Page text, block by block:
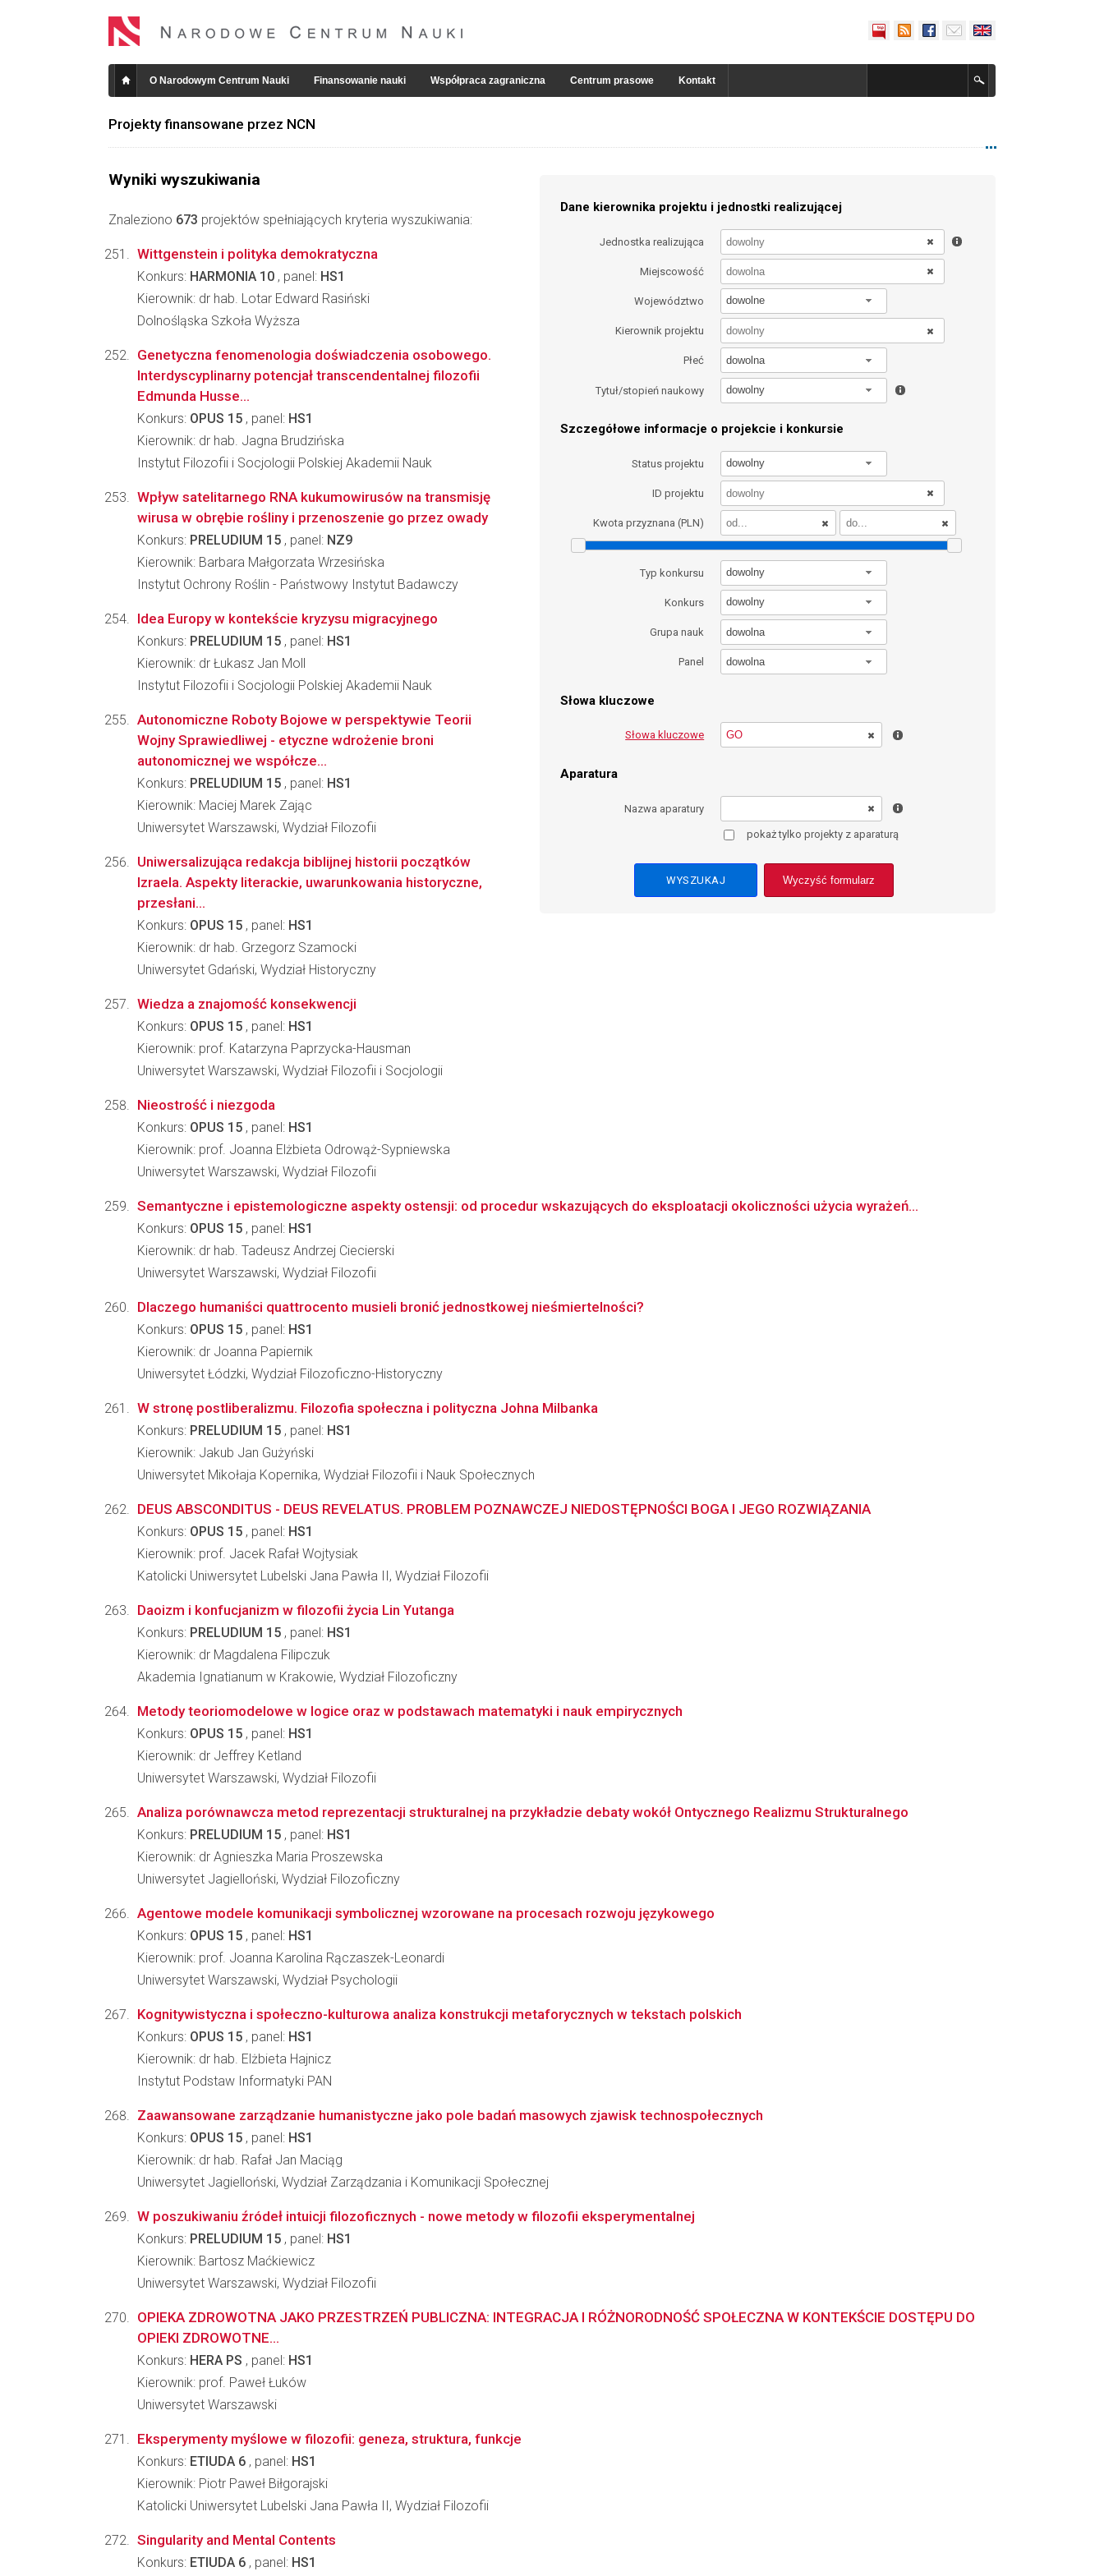
O Narodowym Centrum Nauki Finansowanie nauki Współpraca zagraniczna Centrum prasowe Kontakt
Projekty finansowane przez NCN
Wyniki wyszukiwania
Znaleziono 673 projektów spełniających kryteria wyszukiwania:
Dane kierownika projektu i jednostki realizującej
Jednostka realizująca
Miejscowość
Województwo dowolne
Kierownik projektu
Płeć dowolna
Tytuł/stopień naukowy dowolny
Szczegółowe informacje o projekcie i konkursie
Status projektu dowolny
ID projektu
Kwota przyznana (PLN)
Typ konkursu dowolny
Konkurs dowolny
Grupa nauk dowolna
Panel dowolna
Słowa kluczowe
Słowa kluczowe
Aparatura
Nazwa aparatury
pokaż tylko projekty z aparaturą
Wyczyść formularz
Wittgenstein i polityka demokratyczna
Konkurs: HARMONIA 10 , panel: HS1
Kierownik: dr hab. Lotar Edward Rasiński
Dolnośląska Szkoła Wyższa
Genetyczna fenomenologia doświadczenia osobowego.
Interdyscyplinarny potencjał transcendentalnej filozofii
Edmunda Husse...
Konkurs: OPUS 15 , panel: HS1
Kierownik: dr hab. Jagna Brudzińska
Instytut Filozofii i Socjologii Polskiej Akademii Nauk
Wpływ satelitarnego RNA kukumowirusów na transmisję
wirusa w obrębie rośliny i przenoszenie go przez owady
Konkurs: PRELUDIUM 15 , panel: NZ9
Kierownik: Barbara Małgorzata Wrzesińska
Instytut Ochrony Roślin - Państwowy Instytut Badawczy
Idea Europy w kontekście kryzysu migracyjnego
Konkurs: PRELUDIUM 15 , panel: HS1
Kierownik: dr Łukasz Jan Moll
Instytut Filozofii i Socjologii Polskiej Akademii Nauk
Autonomiczne Roboty Bojowe w perspektywie Teorii
Wojny Sprawiedliwej - etyczne wdrożenie broni
autonomicznej we współcze...
Konkurs: PRELUDIUM 15 , panel: HS1
Kierownik: Maciej Marek Zając
Uniwersytet Warszawski, Wydział Filozofii
Uniwersalizująca redakcja biblijnej historii początków
Izraela. Aspekty literackie, uwarunkowania historyczne,
przesłani...
Konkurs: OPUS 15 , panel: HS1
Kierownik: dr hab. Grzegorz Szamocki
Uniwersytet Gdański, Wydział Historyczny
Wiedza a znajomość konsekwencji
Konkurs: OPUS 15 , panel: HS1
Kierownik: prof. Katarzyna Paprzycka-Hausman
Uniwersytet Warszawski, Wydział Filozofii i Socjologii
Nieostrość i niezgoda
Konkurs: OPUS 15 , panel: HS1
Kierownik: prof. Joanna Elżbieta Odrowąż-Sypniewska
Uniwersytet Warszawski, Wydział Filozofii
Semantyczne i epistemologiczne aspekty ostensji: od procedur wskazujących do eksploatacji okoliczności użycia wyrażeń...
Konkurs: OPUS 15 , panel: HS1
Kierownik: dr hab. Tadeusz Andrzej Ciecierski
Uniwersytet Warszawski, Wydział Filozofii
Dlaczego humaniści quattrocento musieli bronić jednostkowej nieśmiertelności?
Konkurs: OPUS 15 , panel: HS1
Kierownik: dr Joanna Papiernik
Uniwersytet Łódzki, Wydział Filozoficzno-Historyczny
W stronę postliberalizmu. Filozofia społeczna i polityczna Johna Milbanka
Konkurs: PRELUDIUM 15 , panel: HS1
Kierownik: Jakub Jan Gużyński
Uniwersytet Mikołaja Kopernika, Wydział Filozofii i Nauk Społecznych
DEUS ABSCONDITUS - DEUS REVELATUS. PROBLEM POZNAWCZEJ NIEDOSTĘPNOŚCI BOGA I JEGO ROZWIĄZANIA
Konkurs: OPUS 15 , panel: HS1
Kierownik: prof. Jacek Rafał Wojtysiak
Katolicki Uniwersytet Lubelski Jana Pawła II, Wydział Filozofii
Daoizm i konfucjanizm w filozofii życia Lin Yutanga
Konkurs: PRELUDIUM 15 , panel: HS1
Kierownik: dr Magdalena Filipczuk
Akademia Ignatianum w Krakowie, Wydział Filozoficzny
Metody teoriomodelowe w logice oraz w podstawach matematyki i nauk empirycznych
Konkurs: OPUS 15 , panel: HS1
Kierownik: dr Jeffrey Ketland
Uniwersytet Warszawski, Wydział Filozofii
Analiza porównawcza metod reprezentacji strukturalnej na przykładzie debaty wokół Ontycznego Realizmu Strukturalnego
Konkurs: PRELUDIUM 15 , panel: HS1
Kierownik: dr Agnieszka Maria Proszewska
Uniwersytet Jagielloński, Wydział Filozoficzny
Agentowe modele komunikacji symbolicznej wzorowane na procesach rozwoju językowego
Konkurs: OPUS 15 , panel: HS1
Kierownik: prof. Joanna Karolina Rączaszek-Leonardi
Uniwersytet Warszawski, Wydział Psychologii
Kognitywistyczna i społeczno-kulturowa analiza konstrukcji metaforycznych w tekstach polskich
Konkurs: OPUS 15 , panel: HS1
Kierownik: dr hab. Elżbieta Hajnicz
Instytut Podstaw Informatyki PAN
Zaawansowane zarządzanie humanistyczne jako pole badań masowych zjawisk technospołecznych
Konkurs: OPUS 15 , panel: HS1
Kierownik: dr hab. Rafał Jan Maciąg
Uniwersytet Jagielloński, Wydział Zarządzania i Komunikacji Społecznej
W poszukiwaniu źródeł intuicji filozoficznych - nowe metody w filozofii eksperymentalnej
Konkurs: PRELUDIUM 15 , panel: HS1
Kierownik: Bartosz Maćkiewicz
Uniwersytet Warszawski, Wydział Filozofii
OPIEKA ZDROWOTNA JAKO PRZESTRZEŃ PUBLICZNA: INTEGRACJA I RÓŻNORODNOŚĆ SPOŁECZNA W KONTEKŚCIE DOSTĘPU DO
OPIEKI ZDROWOTNE...
Konkurs: HERA PS , panel: HS1
Kierownik: prof. Paweł Łuków
Uniwersytet Warszawski
Eksperymenty myślowe w filozofii: geneza, struktura, funkcje
Konkurs: ETIUDA 6 , panel: HS1
Kierownik: Piotr Paweł Biłgorajski
Katolicki Uniwersytet Lubelski Jana Pawła II, Wydział Filozofii
Singularity and Mental Contents
Konkurs: ETIUDA 6 , panel: HS1